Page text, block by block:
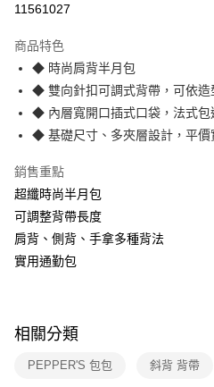
免運費
11561027
商品特色
◆ 時尚肩背半月包
◆ 雙向針扣可調式背帶，可依造
◆ 內層寬開口插式口袋，法式包
◆ 基礎尺寸、多夾層設計，平價
銷售重點
超纖時尚半月包
可調整背帶長度
肩背、側背、手拿多種背法
實用通勤包
相關分類
PEPPER'S 包包 斜背 背帶